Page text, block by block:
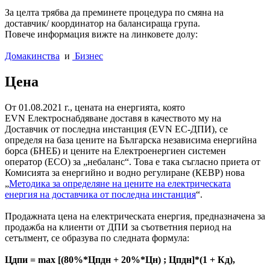
За целта трябва да преминете процедура по смяна на
доставчик/ координатор на балансираща група.
Повече информация вижте на линковете долу:
Домакинства и Бизнес
Ценa
От 01.08.2021 г., цената на енергията, която
EVN Електроснабдяване доставя в качеството му на
Доставчик от последна инстанция (EVN EC-ДПИ), се
определя на база цените на Българска независима енергийна
борса (БНЕБ) и цените на Електроенергиен системен
оператор (ЕСО) за „небаланс“. Това е така съгласно приета от
Комисията за енергийно и водно регулиране (КЕВР) нова
„Методика за определяне на цените на електрическата
енергия на доставчика от последна инстанция“.
Продажната цена на електрическата енергия, предназначена за
продажба на клиенти от ДПИ за съответния период на
сетълмент, се образува по следната формула:
Цдпи = max [(80%*Цпдн + 20%*Цн) ; Цпдн]*(1 + Кд),